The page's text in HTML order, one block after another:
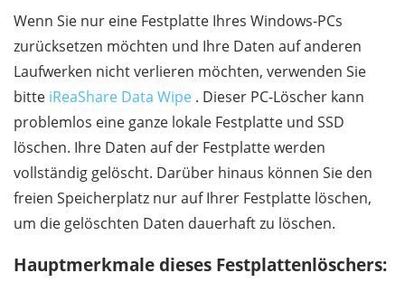
Wenn Sie nur eine Festplatte Ihres Windows-PCs
zurücksetzen möchten und Ihre Daten auf anderen
Laufwerken nicht verlieren möchten, verwenden Sie
bitte iReaShare Data Wipe . Dieser PC-Löscher kann
problemlos eine ganze lokale Festplatte und SSD
löschen. Ihre Daten auf der Festplatte werden
vollständig gelöscht. Darüber hinaus können Sie den
freien Speicherplatz nur auf Ihrer Festplatte löschen,
um die gelöschten Daten dauerhaft zu löschen.
Hauptmerkmale dieses Festplattenlöschers: